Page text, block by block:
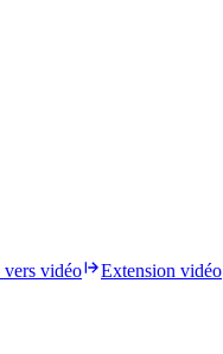
vidéo Extension vidéo